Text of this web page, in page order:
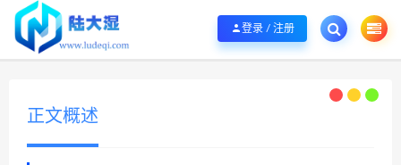
欢迎您光临陆大湿，本站秉承服务宗旨 履行“站长”责任，销售只是起点 服务永无
登录 / 注册
正文概述